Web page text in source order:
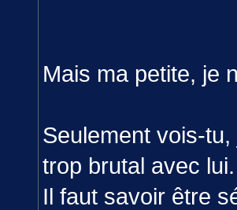
Mais ma petite, je
Seulement vois-
trop brutal avec lui.
Il faut savoir être